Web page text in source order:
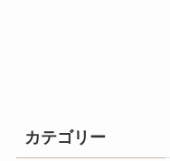
カテゴリー